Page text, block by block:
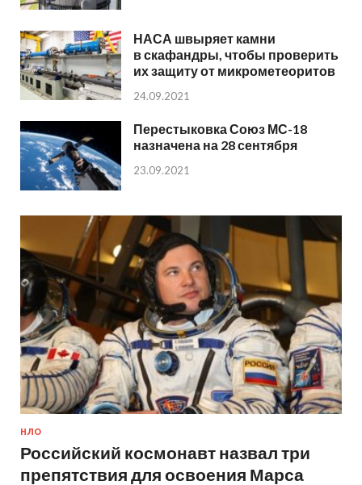
НАСА швыряет камни
в скафандры, чтобы проверить
их защиту от микрометеоритов
24.09.2021
Перестыковка Союз МС-18
назначена на 28 сентября
23.09.2021
НЛО
Российский космонавт назвал три
препятствия для освоения Марса